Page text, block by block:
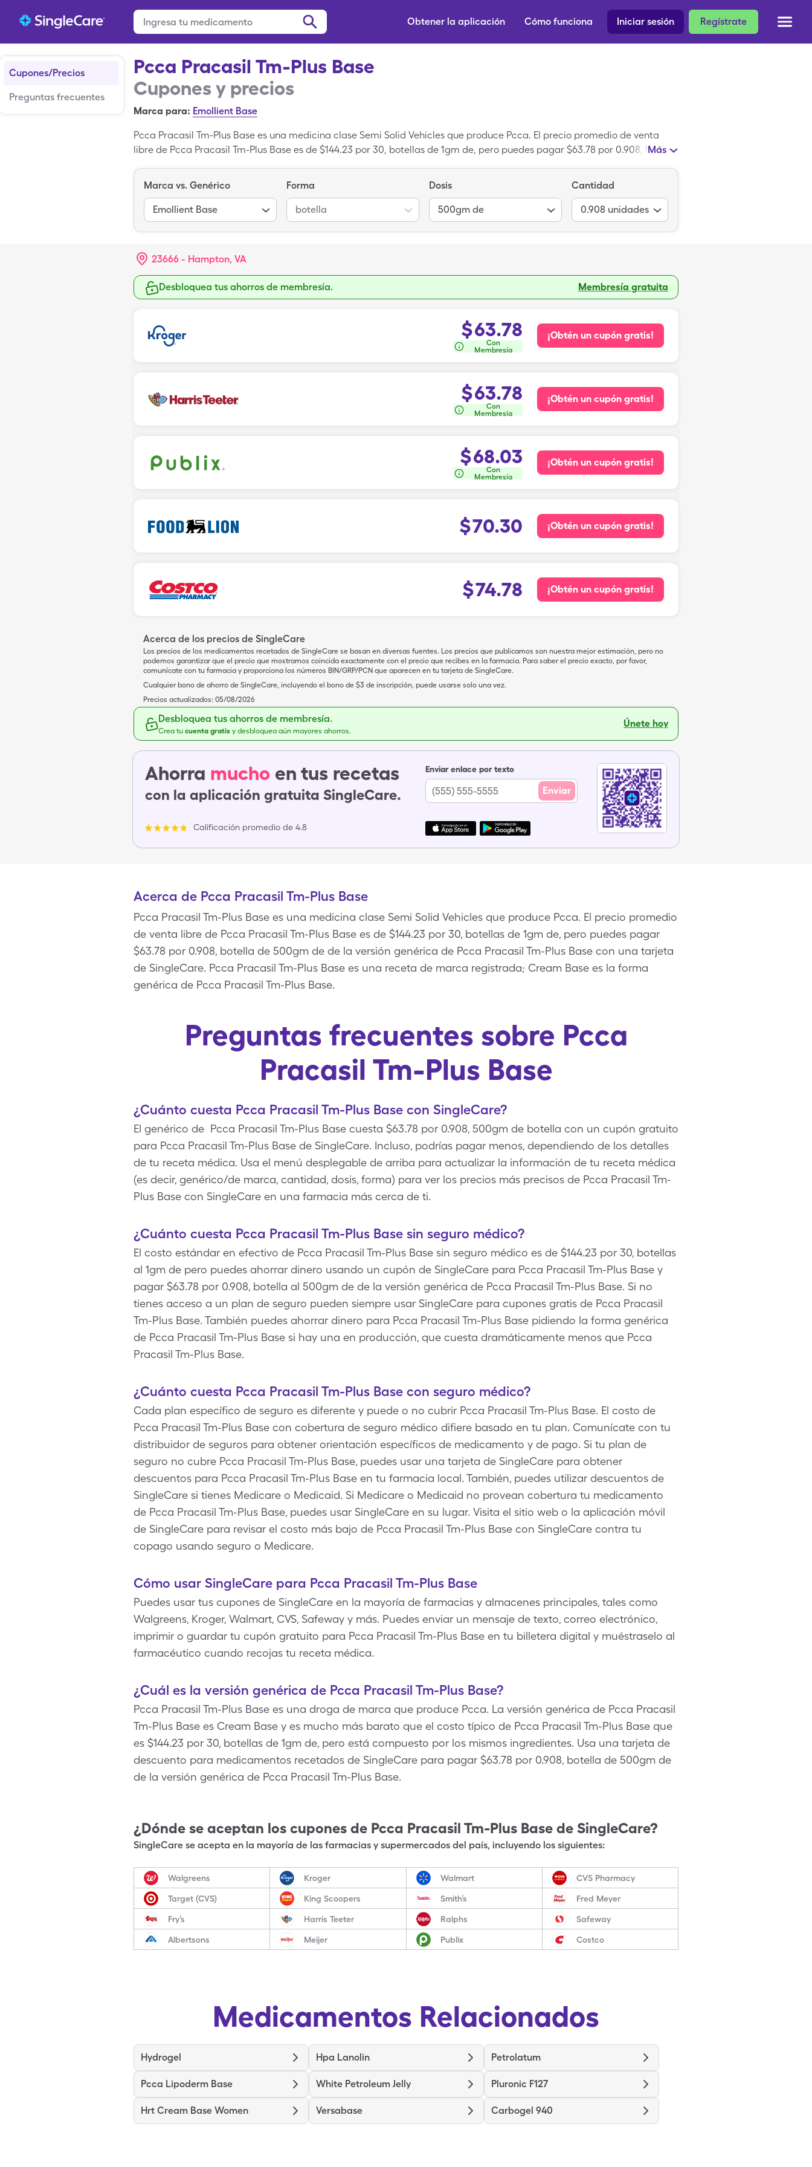
Regístrate
Iniciar sesión
Cómo funciona
Obtener la aplicación
Cupones/Precios
Preguntas frecuentes
Pcca Pracasil Tm-Plus Base
Cupones y precios
Marca para: Emollient Base
Pcca Pracasil Tm-Plus Base es una medicina clase Semi Solid Vehicles que produce Pcca. El precio promedio de venta
libre de Pcca Pracasil Tm-Plus Base es de $144.23 por 30, botellas de 1gm de, pero puedes pagar $63.78 por 0.908, botella
Base es una receta de marca registrada; Cream Base es la forma genérica de Pcca Pracasil Tm-Plus Base.
Más
Marca vs. Genérico
Emollient Base
Forma
botella
Dosis
500gm de
Cantidad
0.908 unidades
23666 - Hampton, VA
Desbloquea tus ahorros de membresía. Membresía gratuita
$63.78
Con
Membresía
¡Obtén un cupón gratis!
$63.78
Con
Membresía
¡Obtén un cupón gratis!
$68.03
Con
Membresía
¡Obtén un cupón gratis!
$70.30 ¡Obtén un cupón gratis!
$74.78 ¡Obtén un cupón gratis!
Acerca de los precios de SingleCare
Los precios de los medicamentos recetados de SingleCare se basan en diversas fuentes. Los precios que publicamos son nuestra mejor estimación, pero no
podemos garantizar que el precio que mostramos coincida exactamente con el precio que recibes en la farmacia. Para saber el precio exacto, por favor,
comunícate con tu farmacia y proporciona los números BIN/GRP/PCN que aparecen en tu tarjeta de SingleCare.
Cualquier bono de ahorro de SingleCare, incluyendo el bono de $3 de inscripción, puede usarse solo una vez.
Precios actualizados: 05/08/2026
Desbloquea tus ahorros de membresía.
Crea tu cuenta gratis y desbloquea aún mayores ahorros.
Únete hoy
Ahorra mucho en tus recetas
con la aplicación gratuita SingleCare.
Calificación promedio de 4.8
Enviar enlace por texto
Enviar
Acerca de Pcca Pracasil Tm-Plus Base
Pcca Pracasil Tm-Plus Base es una medicina clase Semi Solid Vehicles que produce Pcca. El precio promedio
de venta libre de Pcca Pracasil Tm-Plus Base es de $144.23 por 30, botellas de 1gm de, pero puedes pagar
$63.78 por 0.908, botella de 500gm de de la versión genérica de Pcca Pracasil Tm-Plus Base con una tarjeta
de SingleCare. Pcca Pracasil Tm-Plus Base es una receta de marca registrada; Cream Base es la forma
genérica de Pcca Pracasil Tm-Plus Base.
Preguntas frecuentes sobre Pcca
Pracasil Tm-Plus Base
¿Cuánto cuesta Pcca Pracasil Tm-Plus Base con SingleCare?
El genérico de Pcca Pracasil Tm-Plus Base cuesta $63.78 por 0.908, 500gm de botella con un cupón gratuito
para Pcca Pracasil Tm-Plus Base de SingleCare. Incluso, podrías pagar menos, dependiendo de los detalles
de tu receta médica. Usa el menú desplegable de arriba para actualizar la información de tu receta médica
(es decir, genérico/de marca, cantidad, dosis, forma) para ver los precios más precisos de Pcca Pracasil Tm-
Plus Base con SingleCare en una farmacia más cerca de ti.
¿Cuánto cuesta Pcca Pracasil Tm-Plus Base sin seguro médico?
El costo estándar en efectivo de Pcca Pracasil Tm-Plus Base sin seguro médico es de $144.23 por 30, botellas
al 1gm de pero puedes ahorrar dinero usando un cupón de SingleCare para Pcca Pracasil Tm-Plus Base y
pagar $63.78 por 0.908, botella al 500gm de de la versión genérica de Pcca Pracasil Tm-Plus Base. Si no
tienes acceso a un plan de seguro pueden siempre usar SingleCare para cupones gratis de Pcca Pracasil
Tm-Plus Base. También puedes ahorrar dinero para Pcca Pracasil Tm-Plus Base pidiendo la forma genérica
de Pcca Pracasil Tm-Plus Base si hay una en producción, que cuesta dramáticamente menos que Pcca
Pracasil Tm-Plus Base.
¿Cuánto cuesta Pcca Pracasil Tm-Plus Base con seguro médico?
Cada plan específico de seguro es diferente y puede o no cubrir Pcca Pracasil Tm-Plus Base. El costo de
Pcca Pracasil Tm-Plus Base con cobertura de seguro médico difiere basado en tu plan. Comunícate con tu
distribuidor de seguros para obtener orientación específicos de medicamento y de pago. Si tu plan de
seguro no cubre Pcca Pracasil Tm-Plus Base, puedes usar una tarjeta de SingleCare para obtener
descuentos para Pcca Pracasil Tm-Plus Base en tu farmacia local. También, puedes utilizar descuentos de
SingleCare si tienes Medicare o Medicaid. Si Medicare o Medicaid no provean cobertura tu medicamento
de Pcca Pracasil Tm-Plus Base, puedes usar SingleCare en su lugar. Visita el sitio web o la aplicación móvil
de SingleCare para revisar el costo más bajo de Pcca Pracasil Tm-Plus Base con SingleCare contra tu
copago usando seguro o Medicare.
Cómo usar SingleCare para Pcca Pracasil Tm-Plus Base
Puedes usar tus cupones de SingleCare en la mayoría de farmacias y almacenes principales, tales como
Walgreens, Kroger, Walmart, CVS, Safeway y más. Puedes enviar un mensaje de texto, correo electrónico,
imprimir o guardar tu cupón gratuito para Pcca Pracasil Tm-Plus Base en tu billetera digital y muéstraselo al
farmacéutico cuando recojas tu receta médica.
¿Cuál es la versión genérica de Pcca Pracasil Tm-Plus Base?
Pcca Pracasil Tm-Plus Base es una droga de marca que produce Pcca. La versión genérica de Pcca Pracasil
Tm-Plus Base es Cream Base y es mucho más barato que el costo típico de Pcca Pracasil Tm-Plus Base que
es $144.23 por 30, botellas de 1gm de, pero está compuesto por los mismos ingredientes. Usa una tarjeta de
descuento para medicamentos recetados de SingleCare para pagar $63.78 por 0.908, botella de 500gm de
de la versión genérica de Pcca Pracasil Tm-Plus Base.
¿Dónde se aceptan los cupones de Pcca Pracasil Tm-Plus Base de SingleCare?
SingleCare se acepta en la mayoría de las farmacias y supermercados del país, incluyendo los siguientes:
Walgreens Kroger Walmart CVS Pharmacy
Target (CVS) King Scoopers Smith’s Fred Meyer
Fry’s Harris Teeter Ralphs Safeway
Albertsons Meijer Publix Costco
Medicamentos Relacionados
Hydrogel Hpa Lanolin Petrolatum
Pcca Lipoderm Base White Petroleum Jelly Pluronic F127
Hrt Cream Base Women Versabase Carbogel 940